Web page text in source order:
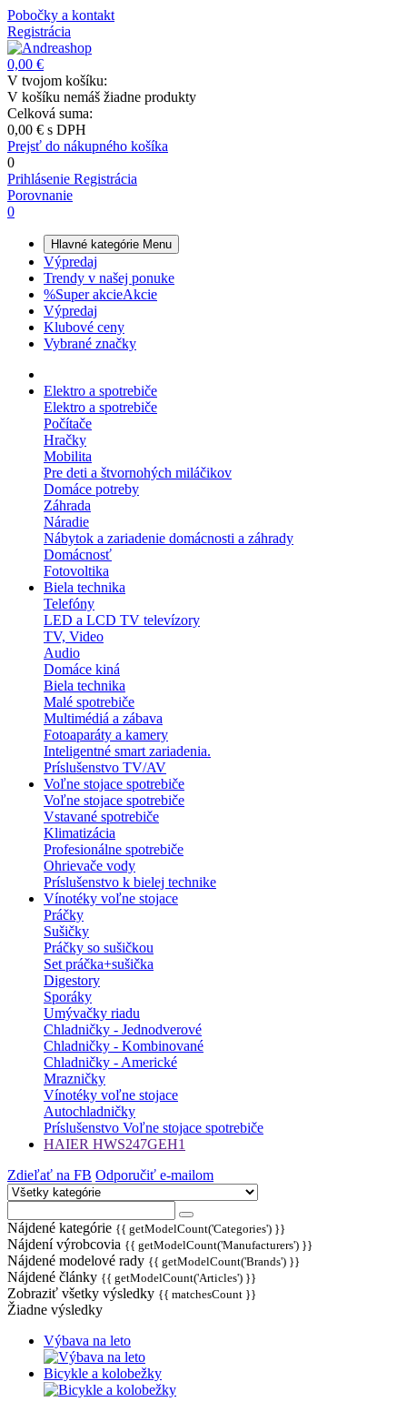
Pobočky a kontakt
Registrácia
0,00 €
V tvojom košíku:
V košíku nemáš žiadne produkty
Celková suma:
0,00 € s DPH
Prejsť do nákupného košíka
0
Prihlásenie Registrácia
Porovnanie
0
Hlavné kategórie Menu
Výpredaj
Trendy v našej ponuke
%Super akcieAkcie
Výpredaj
Klubové ceny
Vybrané značky
Elektro a spotrebiče
Elektro a spotrebiče
Počítače
Hračky
Mobilita
Pre deti a štvornohých miláčikov
Domáce potreby
Záhrada
Náradie
Nábytok a zariadenie domácnosti a záhrady
Domácnosť
Fotovoltika
Biela technika
Telefóny
LED a LCD TV televízory
TV, Video
Audio
Domáce kiná
Biela technika
Malé spotrebiče
Multimédiá a zábava
Fotoaparáty a kamery
Inteligentné smart zariadenia.
Príslušenstvo TV/AV
Voľne stojace spotrebiče
Voľne stojace spotrebiče
Vstavané spotrebiče
Klimatizácia
Profesionálne spotrebiče
Ohrievače vody
Príslušenstvo k bielej technike
Vínotéky voľne stojace
Práčky
Sušičky
Práčky so sušičkou
Set práčka+sušička
Digestory
Sporáky
Umývačky riadu
Chladničky - Jednodverové
Chladničky - Kombinované
Chladničky - Americké
Mrazničky
Vínotéky voľne stojace
Autochladničky
Príslušenstvo Voľne stojace spotrebiče
HAIER HWS247GEH1
Zdieľať na FB Odporučiť e-mailom
Nájdené kategórie {{ getModelCount('Categories') }}
Nájdení výrobcovia {{ getModelCount('Manufacturers') }}
Nájdené modelové rady {{ getModelCount('Brands') }}
Nájdené články {{ getModelCount('Articles') }}
Zobraziť všetky výsledky {{ matchesCount }}
Žiadne výsledky
Výbava na leto
Bicykle a kolobežky